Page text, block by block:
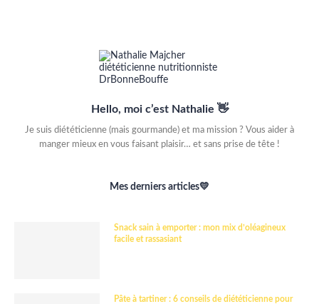
Hello, moi c’est Nathalie 👋
Je suis diététicienne (mais gourmande) et ma mission ? Vous aider à
manger mieux en vous faisant plaisir… et sans prise de tête !
Mes derniers articles💛
Snack sain à emporter : mon mix d’oléagineux
facile et rassasiant
Pâte à tartiner : 6 conseils de diététicienne pour